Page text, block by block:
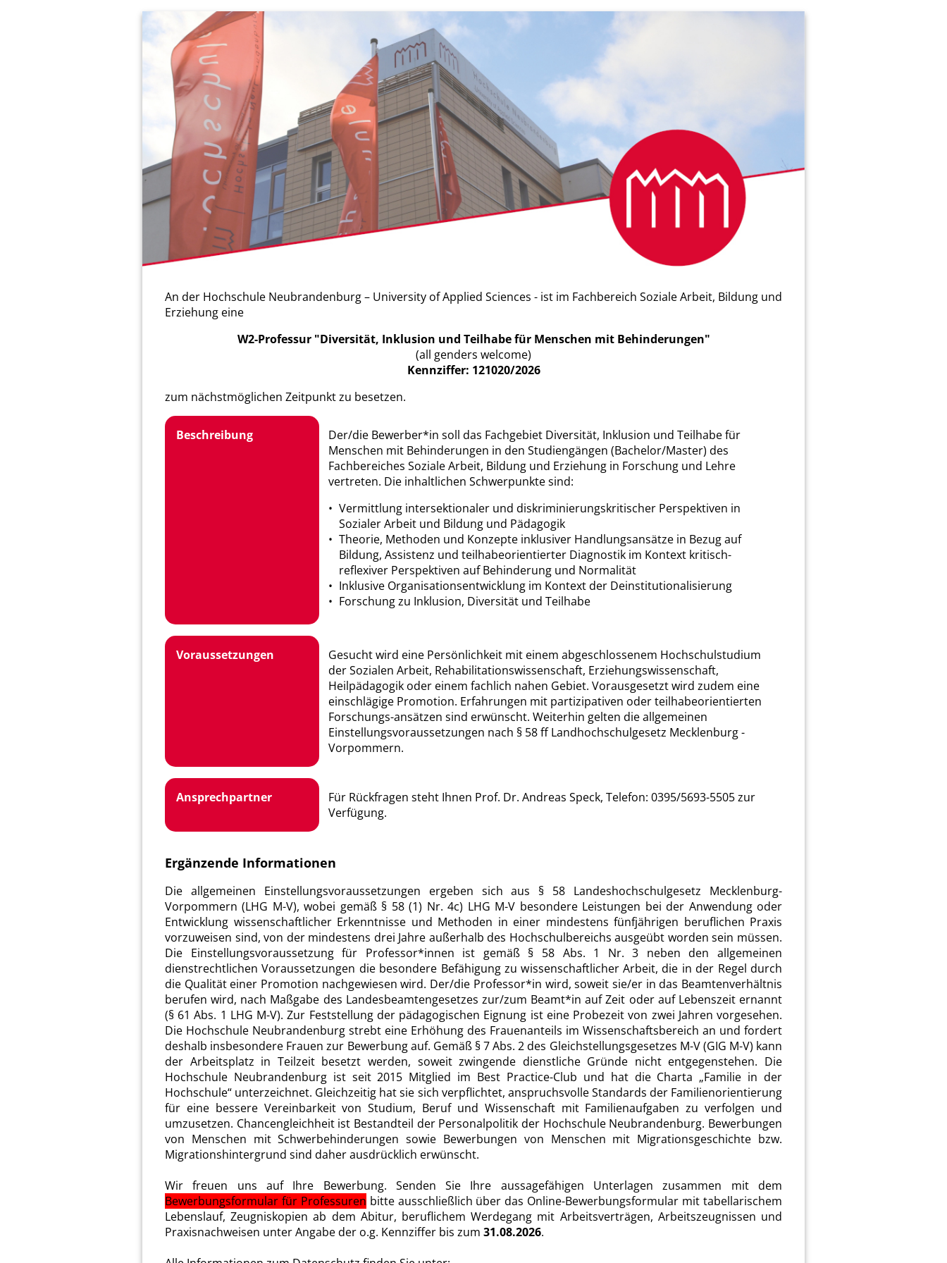
An der Hochschule Neubrandenburg – University of Applied Sciences - ist im Fachbereich Soziale Arbeit, Bildung und
Erziehung eine
W2-Professur "Diversität, Inklusion und Teilhabe für Menschen mit Behinderungen"
(all genders welcome)
Kennziffer: 121020/2026
zum nächstmöglichen Zeitpunkt zu besetzen.
Beschreibung
Der/die Bewerber*in soll das Fachgebiet Diversität, Inklusion und Teilhabe für
Menschen mit Behinderungen in den Studiengängen (Bachelor/Master) des
Fachbereiches Soziale Arbeit, Bildung und Erziehung in Forschung und Lehre
vertreten. Die inhaltlichen Schwerpunkte sind:
Vermittlung intersektionaler und diskriminierungskritischer Perspektiven in
Sozialer Arbeit und Bildung und Pädagogik
Theorie, Methoden und Konzepte inklusiver Handlungsansätze in Bezug auf
Bildung, Assistenz und teilhabeorientierter Diagnostik im Kontext kritisch-
reflexiver Perspektiven auf Behinderung und Normalität
Inklusive Organisationsentwicklung im Kontext der Deinstitutionalisierung
Forschung zu Inklusion, Diversität und Teilhabe
Voraussetzungen
Gesucht wird eine Persönlichkeit mit einem abgeschlossenem Hochschulstudium
der Sozialen Arbeit, Rehabilitationswissenschaft, Erziehungswissenschaft,
Heilpädagogik oder einem fachlich nahen Gebiet. Vorausgesetzt wird zudem eine
einschlägige Promotion. Erfahrungen mit partizipativen oder teilhabeorientierten
Forschungs-ansätzen sind erwünscht. Weiterhin gelten die allgemeinen
Einstellungsvoraussetzungen nach § 58 ff Landhochschulgesetz Mecklenburg -
Vorpommern.
Ansprechpartner
Für Rückfragen steht Ihnen Prof. Dr. Andreas Speck, Telefon: 0395/5693-5505 zur
Verfügung.
Ergänzende Informationen
Die allgemeinen Einstellungsvoraussetzungen ergeben sich aus § 58 Landeshochschulgesetz Mecklenburg-
Vorpommern (LHG M-V), wobei gemäß § 58 (1) Nr. 4c) LHG M-V besondere Leistungen bei der Anwendung oder
Entwicklung wissenschaftlicher Erkenntnisse und Methoden in einer mindestens fünfjährigen beruflichen Praxis
vorzuweisen sind, von der mindestens drei Jahre außerhalb des Hochschulbereichs ausgeübt worden sein müssen.
Die Einstellungsvoraussetzung für Professor*innen ist gemäß § 58 Abs. 1 Nr. 3 neben den allgemeinen
dienstrechtlichen Voraussetzungen die besondere Befähigung zu wissenschaftlicher Arbeit, die in der Regel durch
die Qualität einer Promotion nachgewiesen wird. Der/die Professor*in wird, soweit sie/er in das Beamtenverhältnis
berufen wird, nach Maßgabe des Landesbeamtengesetzes zur/zum Beamt*in auf Zeit oder auf Lebenszeit ernannt
(§ 61 Abs. 1 LHG M-V). Zur Feststellung der pädagogischen Eignung ist eine Probezeit von zwei Jahren vorgesehen.
Die Hochschule Neubrandenburg strebt eine Erhöhung des Frauenanteils im Wissenschaftsbereich an und fordert
deshalb insbesondere Frauen zur Bewerbung auf. Gemäß § 7 Abs. 2 des Gleichstellungsgesetzes M-V (GIG M-V) kann
der Arbeitsplatz in Teilzeit besetzt werden, soweit zwingende dienstliche Gründe nicht entgegenstehen. Die
Hochschule Neubrandenburg ist seit 2015 Mitglied im Best Practice-Club und hat die Charta „Familie in der
Hochschule“ unterzeichnet. Gleichzeitig hat sie sich verpflichtet, anspruchsvolle Standards der Familienorientierung
für eine bessere Vereinbarkeit von Studium, Beruf und Wissenschaft mit Familienaufgaben zu verfolgen und
umzusetzen. Chancengleichheit ist Bestandteil der Personalpolitik der Hochschule Neubrandenburg. Bewerbungen
von Menschen mit Schwerbehinderungen sowie Bewerbungen von Menschen mit Migrationsgeschichte bzw.
Migrationshintergrund sind daher ausdrücklich erwünscht.
Wir freuen uns auf Ihre Bewerbung. Senden Sie Ihre aussagefähigen Unterlagen zusammen mit dem
Bewerbungsformular für Professuren bitte ausschließlich über das Online-Bewerbungsformular mit tabellarischem
Lebenslauf, Zeugniskopien ab dem Abitur, beruflichem Werdegang mit Arbeitsverträgen, Arbeitszeugnissen und
Praxisnachweisen unter Angabe der o.g. Kennziffer bis zum 31.08.2026.